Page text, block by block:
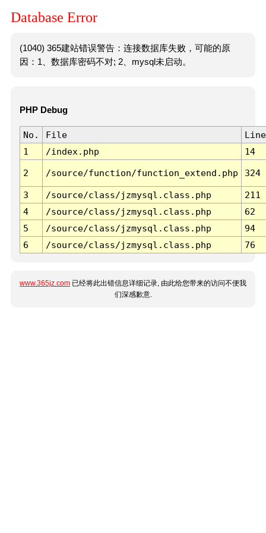
Database Error
(1040) 365建站错误警告：连接数据库失败，可能的原
因：1、数据库密码不对; 2、mysql未启动。
PHP Debug
No. File
Line
1
/index.php 14
2 /source/function/function_extend.php 324
3 /source/class/jzmysql.class.php
211
4
/source/class/jzmysql.class.php
62
5
/source/class/jzmysql.class.php
94
6
/source/class/jzmysql.class.php 76
www.365jz.com 已经将此出错信息详细记录, 由此给您带来的访问不便我
们深感歉意.